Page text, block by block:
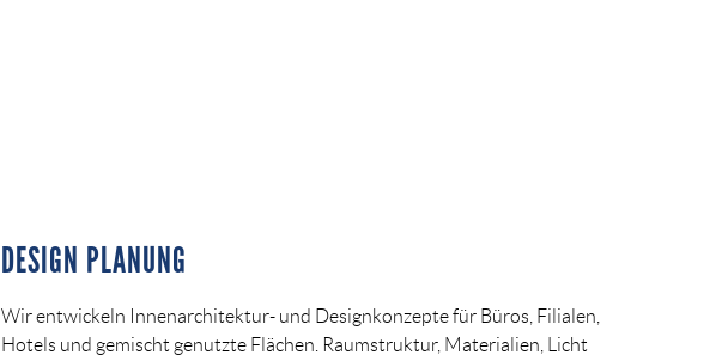
DESIGN PLANUNG
Wir entwickeln Innenarchitektur- und Designkonzepte für Büros, Filialen,
Hotels und gemischt genutzte Flächen. Raumstruktur, Materialien, Licht